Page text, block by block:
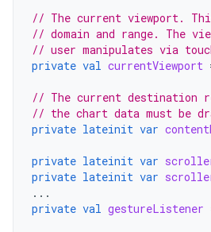
// The current viewport.
// domain and range. The
// user manipulates via
private val currentViewport
// The current destination
// the chart data must be
private lateinit var
private lateinit var
private lateinit var
...
private val gestureListener